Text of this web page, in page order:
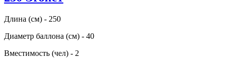
Длина (см) - 250
Диаметр баллона (см) - 40
Вместимость (чел) - 2